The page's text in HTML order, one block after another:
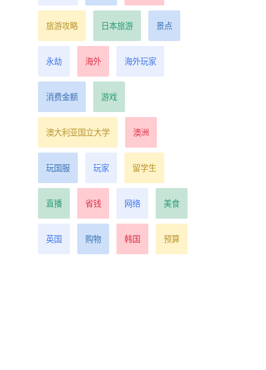
旅游攻略 日本旅游 景点
永劫 海外 海外玩家
消费金额 游戏
澳大利亚国立大学 澳洲
玩国服 玩家 留学生
直播 省钱 网络 美食
英国 购物 韩国 预算